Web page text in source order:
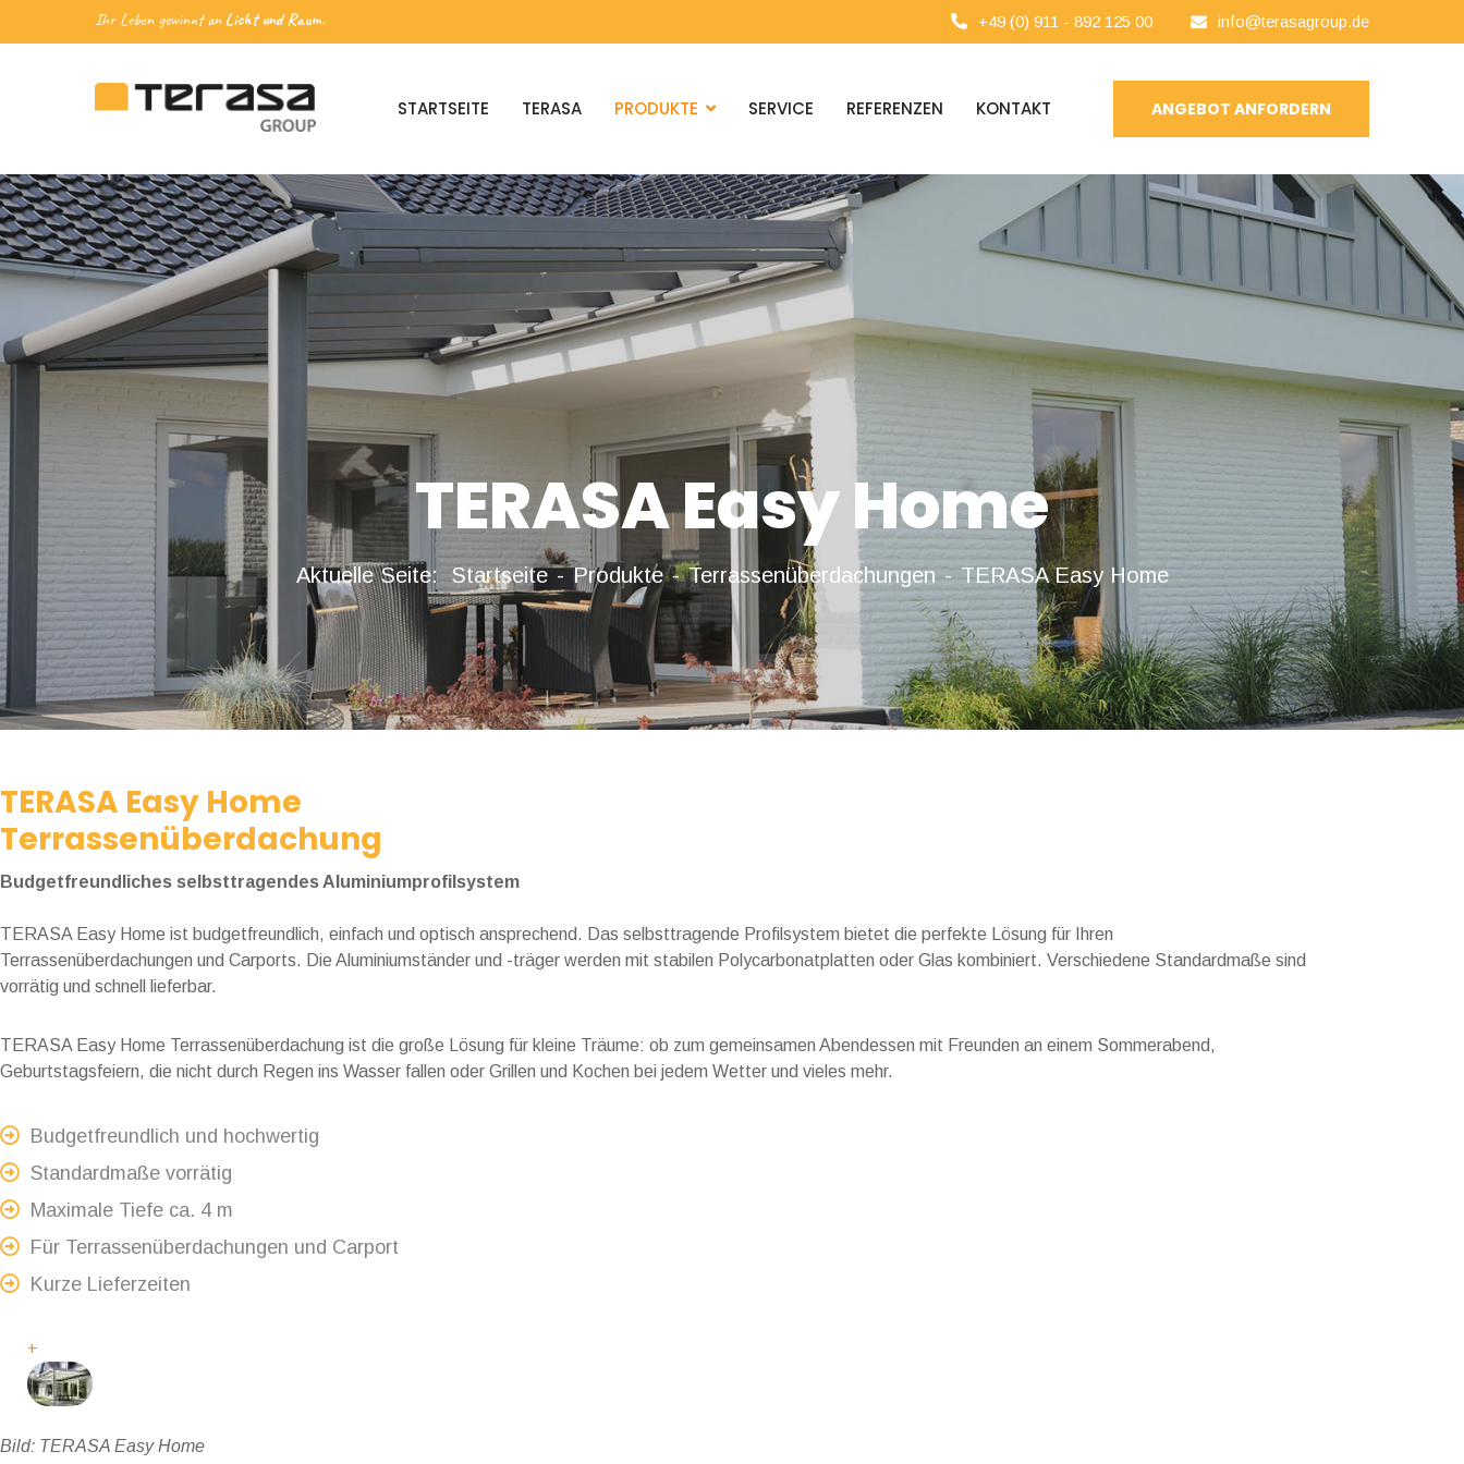
Ihr Leben gewinnt an Licht und Raum. +49 (0) 911 - 892 125 00 info@terasagroup.de
STARTSEITE TERASA PRODUKTE SERVICE REFERENZEN KONTAKT ANGEBOT ANFORDERN
TERASA Easy Home
Aktuelle Seite:Startseite Produkte Terrassenüberdachungen TERASA Easy Home
TERASA Easy Home
Terrassenüberdachung
Budgetfreundliches selbsttragendes Aluminiumprofilsystem
TERASA Easy Home ist budgetfreundlich, einfach und optisch ansprechend. Das selbsttragende Profilsystem bietet die perfekte Lösung für Ihren
Terrassenüberdachungen und Carports. Die Aluminiumständer und -träger werden mit stabilen Polycarbonatplatten oder Glas kombiniert. Verschiedene Standardmaße sind
vorrätig und schnell lieferbar.
TERASA Easy Home Terrassenüberdachung ist die große Lösung für kleine Träume: ob zum gemeinsamen Abendessen mit Freunden an einem Sommerabend,
Geburtstagsfeiern, die nicht durch Regen ins Wasser fallen oder Grillen und Kochen bei jedem Wetter und vieles mehr.
Budgetfreundlich und hochwertig
Standardmaße vorrätig
Maximale Tiefe ca. 4 m
Für Terrassenüberdachungen und Carport
Kurze Lieferzeiten
+
Bild: TERASA Easy Home